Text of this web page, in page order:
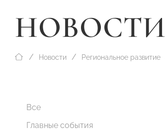
НОВОСТИ
Новости Региональное развитие
Все
Главные события